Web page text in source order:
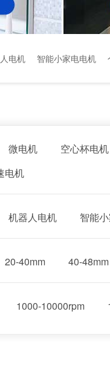
电机 智能小家电电机
微电机
空心杯电机
电机
机器人电机 智能
20-40mm 40-48mm
1000-10000rpm